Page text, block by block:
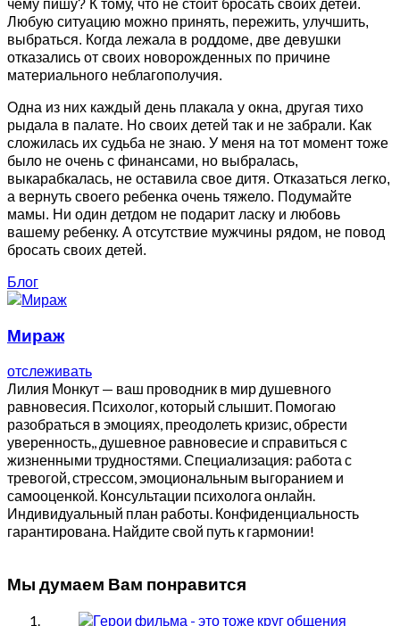
чему пишу? К тому, что не стоит бросать своих детей.
Любую ситуацию можно принять, пережить, улучшить,
выбраться. Когда лежала в роддоме, две девушки
отказались от своих новорожденных по причине
материального неблагополучия.
Одна из них каждый день плакала у окна, другая тихо
рыдала в палате. Но своих детей так и не забрали. Как
сложилась их судьба не знаю. У меня на тот момент тоже
было не очень с финансами, но выбралась,
выкарабкалась, не оставила свое дитя. Отказаться легко,
а вернуть своего ребенка очень тяжело. Подумайте
мамы. Ни один детдом не подарит ласку и любовь
вашему ребенку. А отсутствие мужчины рядом, не повод
бросать своих детей.
Блог
Мираж
отслеживать
Лилия Монкут — ваш проводник в мир душевного
равновесия. Психолог, который слышит. Помогаю
разобраться в эмоциях, преодолеть кризис, обрести
уверенность,, душевное равновесие и справиться с
жизненными трудностями. Специализация: работа с
тревогой, стрессом, эмоциональным выгоранием и
самооценкой. Консультации психолога онлайн.
Индивидуальный план работы. Конфиденциальность
гарантирована. Найдите свой путь к гармонии!
Мы думаем Вам понравится